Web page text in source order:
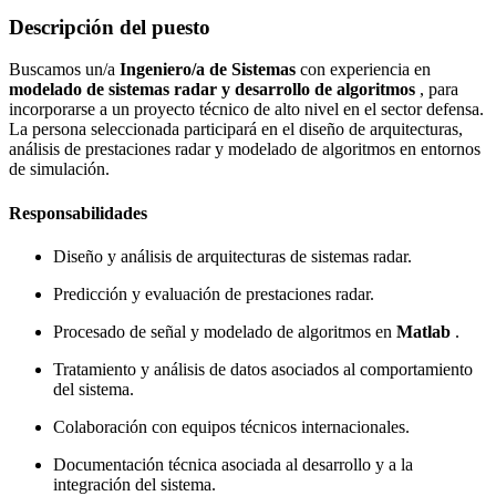
Descripción del puesto
Buscamos un/a Ingeniero/a de Sistemas con experiencia en
modelado de sistemas radar y desarrollo de algoritmos , para
incorporarse a un proyecto técnico de alto nivel en el sector defensa.
La persona seleccionada participará en el diseño de arquitecturas,
análisis de prestaciones radar y modelado de algoritmos en entornos
de simulación.
Responsabilidades
Diseño y análisis de arquitecturas de sistemas radar.
Predicción y evaluación de prestaciones radar.
Procesado de señal y modelado de algoritmos en Matlab .
Tratamiento y análisis de datos asociados al comportamiento
del sistema.
Colaboración con equipos técnicos internacionales.
Documentación técnica asociada al desarrollo y a la
integración del sistema.